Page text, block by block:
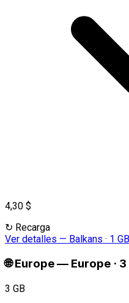
4,30 $
↻ Recarga
Ver detalles — Balkans · 1
🌐 Europe— Europe · 3
3 GB